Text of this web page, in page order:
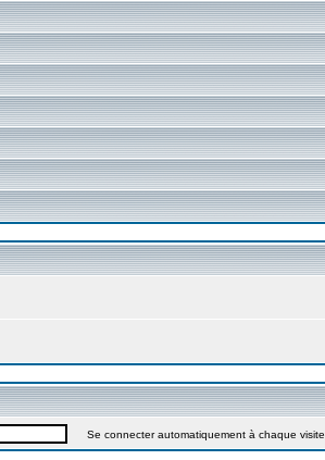
Se connecter automatiquement à chaque visite